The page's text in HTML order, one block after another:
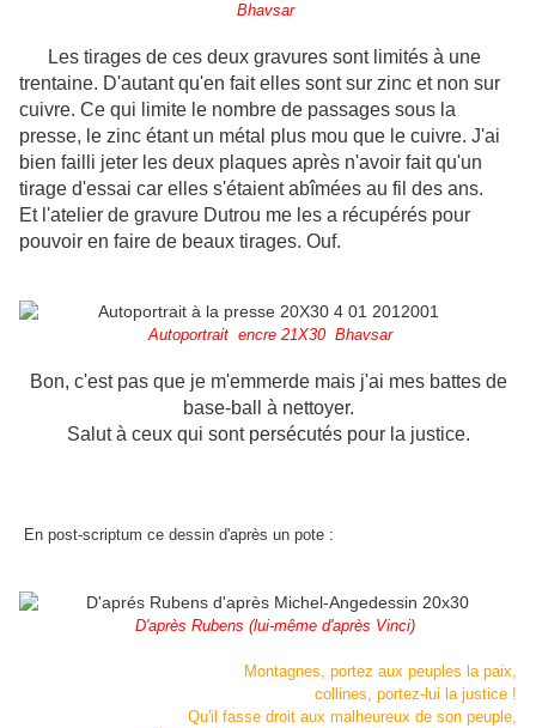
Bhavsar
Les tirages de ces deux gravures sont limités à une
trentaine. D'autant qu'en fait elles sont sur zinc et non sur
cuivre. Ce qui limite le nombre de passages sous la
presse, le zinc étant un métal plus mou que le cuivre. J'ai
bien failli jeter les deux plaques après n'avoir fait qu'un
tirage d'essai car elles s'étaient abîmées au fil des ans.
Et l'atelier de gravure Dutrou me les a récupérés pour
pouvoir en faire de beaux tirages. Ouf.
Autoportrait encre 21X30 Bhavsar
Bon, c'est pas que je m'emmerde mais j'ai mes battes de
base-ball à nettoyer.
Salut à ceux qui sont persécutés pour la justice.
En post-scriptum ce dessin d'après un pote :
D'après Rubens (lui-même d'après Vinci)
Montagnes, portez aux peuples la paix,
collines, portez-lui la justice !
Qu'il fasse droit aux malheureux de son peuple,